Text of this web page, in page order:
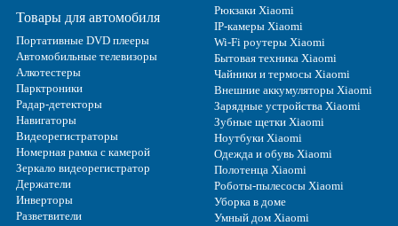
Товары для автомобиля
Портативные DVD плееры
Автомобильные телевизоры
Алкотестеры
Парктроники
Радар-детекторы
Навигаторы
Видеорегистраторы
Номерная рамка с камерой
Зеркало видеорегистратор
Держатели
Инверторы
Разветвители
Рюкзаки Xiaomi
IP-камеры Xiaomi
Wi-Fi роутеры Xiaomi
Бытовая техника Xiaomi
Чайники и термосы Xiaomi
Внешние аккумуляторы Xiaomi
Зарядные устройства Xiaomi
Зубные щетки Xiaomi
Ноутбуки Xiaomi
Одежда и обувь Xiaomi
Полотенца Xiaomi
Роботы-пылесосы Xiaomi
Уборка в доме
Умный дом Xiaomi